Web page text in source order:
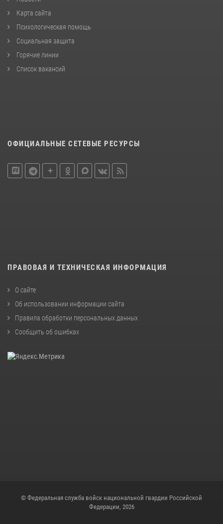
Карта сайта
Психологическая помощь
Социальная защита
Горячие линии
Список вакансий
ОФИЦИАЛЬНЫЕ СЕТЕВЫЕ РЕСУРСЫ
ПРАВОВАЯ И ТЕХНИЧЕСКАЯ ИНФОРМАЦИЯ
О сайте
Об использовании информации сайта
Правила обработки персональных данных
Сообщить об ошибках
© Федеральная служба войск национальной гвардии Российской
Федерации, 2026